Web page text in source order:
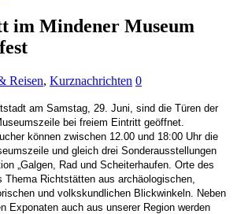
im Mindener Museum
Reisen, Kurznachrichten 0
am Samstag, 29. Juni, sind die Türen der
bei freiem Eintritt geöffnet.
können zwischen 12.00 und 18:00 Uhr die
und gleich drei Sonderausstellungen
„Galgen, Rad und Scheiterhaufen. Orte des
Thema Richtstätten aus archäologischen,
und volkskundlichen Blickwinkeln. Neben
Exponaten auch aus unserer Region werden